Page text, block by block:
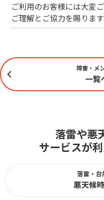
ご利用のお客様には大変
ご理解とご協力を賜りま
障害・メ
一覧
落雷や悪
サービスが
落雷・
悪天候